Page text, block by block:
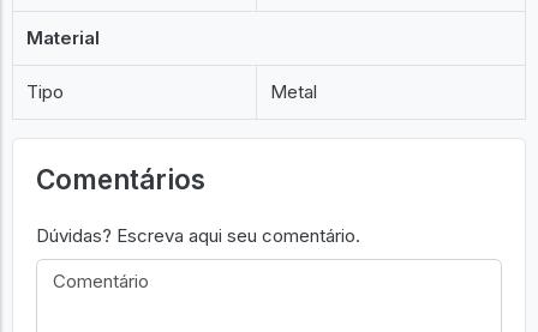
Material
Tipo Metal
Comentários
Dúvidas? Escreva aqui seu comentário.